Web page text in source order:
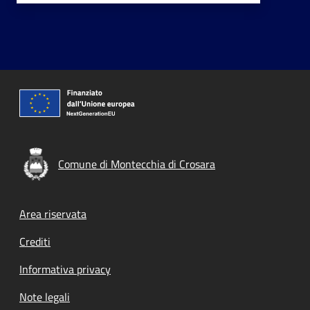
Comune di Montecchia di Crosara
Footer menu
Area riservata
Crediti
Informativa privacy
Note legali